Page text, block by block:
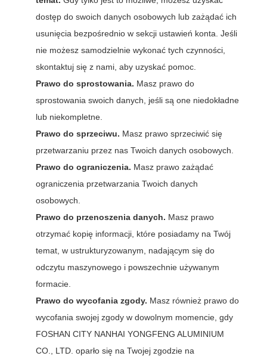
dostęp do swoich danych osobowych lub zażądać ich
usunięcia bezpośrednio w sekcji ustawień konta. Jeśli
nie możesz samodzielnie wykonać tych czynności,
skontaktuj się z nami, aby uzyskać pomoc.
Prawo do sprostowania. Masz prawo do
sprostowania swoich danych, jeśli są one niedokładne
lub niekompletne.
Prawo do sprzeciwu. Masz prawo sprzeciwić się
przetwarzaniu przez nas Twoich danych osobowych.
Prawo do ograniczenia. Masz prawo zażądać
ograniczenia przetwarzania Twoich danych
osobowych.
Prawo do przenoszenia danych. Masz prawo
otrzymać kopię informacji, które posiadamy na Twój
temat, w ustrukturyzowanym, nadającym się do
odczytu maszynowego i powszechnie używanym
formacie.
Prawo do wycofania zgody. Masz również prawo do
wycofania swojej zgody w dowolnym momencie, gdy
FOSHAN CITY NANHAI YONGFENG ALUMINIUM
CO., LTD. oparło się na Twojej zgodzie na